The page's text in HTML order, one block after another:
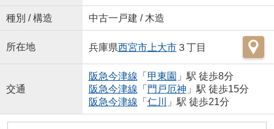
種別 / 構造 中古一戸建 / 木造
所在地 兵庫県西宮市上大市３丁目
交通
阪急今津線 「 甲東園 」駅 徒歩8分
阪急今津線 「 門戸厄神 」駅 徒歩15分
阪急今津線 「 仁川 」駅 徒歩21分